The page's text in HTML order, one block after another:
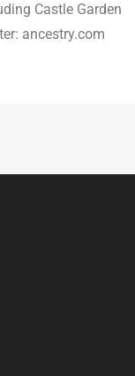
Castle Garden
ancestry.com